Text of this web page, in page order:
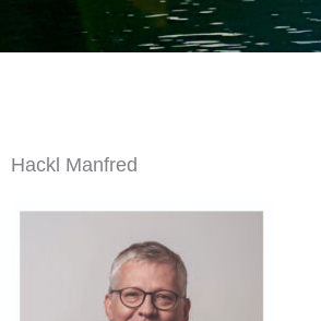
Hackl Manfred